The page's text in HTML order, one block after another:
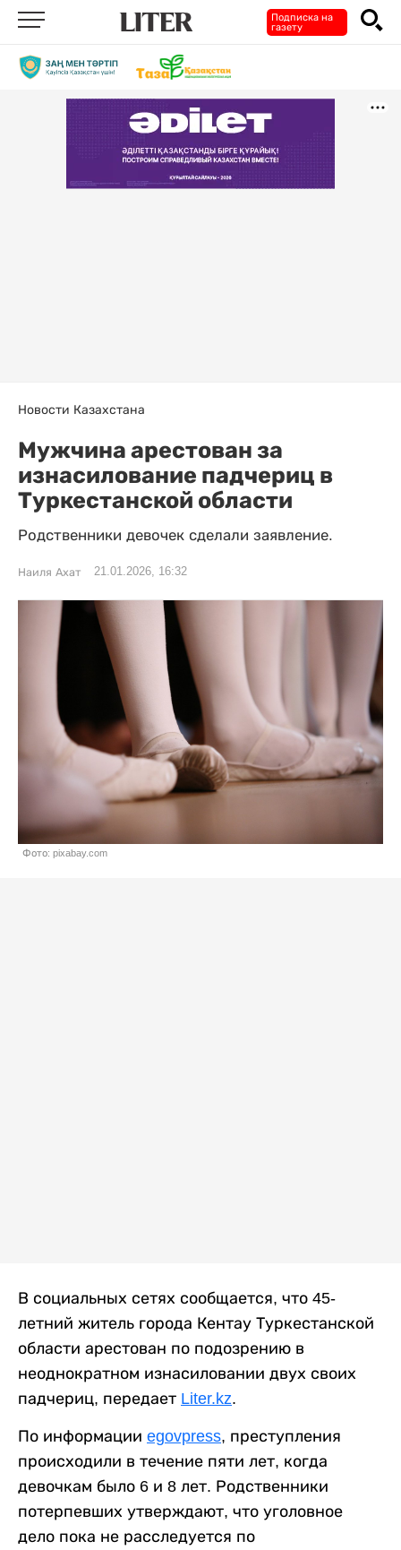
Подписка на
газету
Новости Казахстана
Мужчина арестован за
изнасилование падчериц в
Туркестанской области
Родственники девочек сделали заявление.
Наиля Ахат 21.01.2026, 16:32
Фото: pixabay.com
В социальных сетях сообщается, что 45-
летний житель города Кентау Туркестанской
области арестован по подозрению в
неоднократном изнасиловании двух своих
падчериц, передает Liter.kz.
По информации egovpress, преступления
происходили в течение пяти лет, когда
девочкам было 6 и 8 лет. Родственники
потерпевших утверждают, что уголовное
дело пока не расследуется по